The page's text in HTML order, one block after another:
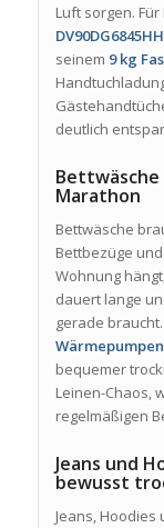
Luft sorgen.
seinem 9 kg
deutlich
Bettwäsche
Marathon
Bettwäsche
Bettbezüge
Wohnung
dauert lange
gerade
bequemer
Leinen-Chaos,
regelmäßigen
Jeans und
bewusst
Jeans,